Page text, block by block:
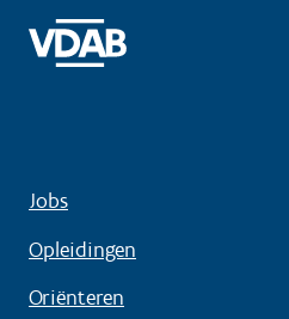
praktijkervaring. **Hoelang duurt deze opleiding?
** twee volledige
Jobs
Opleidingen
Oriënteren